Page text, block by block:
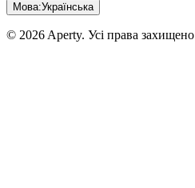
Мова:Українська
© 2026 Aperty. Усі права захищено